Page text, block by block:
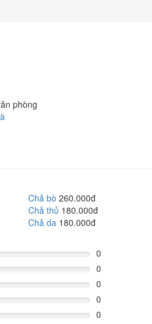
phòng
Chả bò 260.000đ
Chả thủ 180.000đ
Chả da 180.000đ
0
0
0
0
0